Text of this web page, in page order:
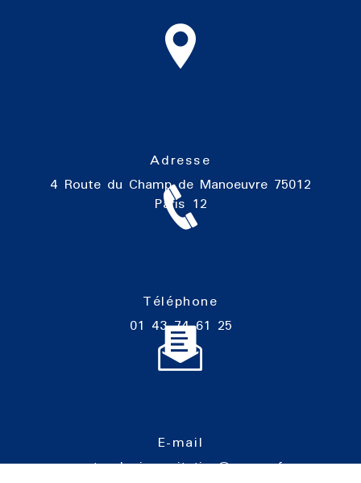
Adresse
4 Route du Champ de Manoeuvre 75012
Paris 12
Téléphone
01 43 74 61 25
E-mail
cartoucherie-equitation@orange.fr